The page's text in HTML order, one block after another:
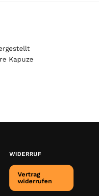
Kapuze
WIDERRUF
Vertrag
widerrufen